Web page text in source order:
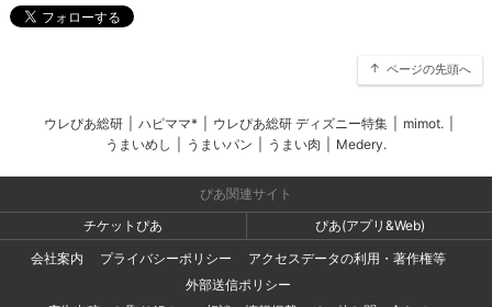
ページの先頭へ
ウレぴあ総研 ハピママ* ウレぴあ総研 ディズニー特集 mimot.
うまいめし
うまいパン うまい肉 Medery.
ぴあ関連サイト
チケットぴあ
ぴあ(アプリ&Web)
会社案内
プライバシーポリシー
アクセスデータの利用・著作権等
外部送信ポリシー